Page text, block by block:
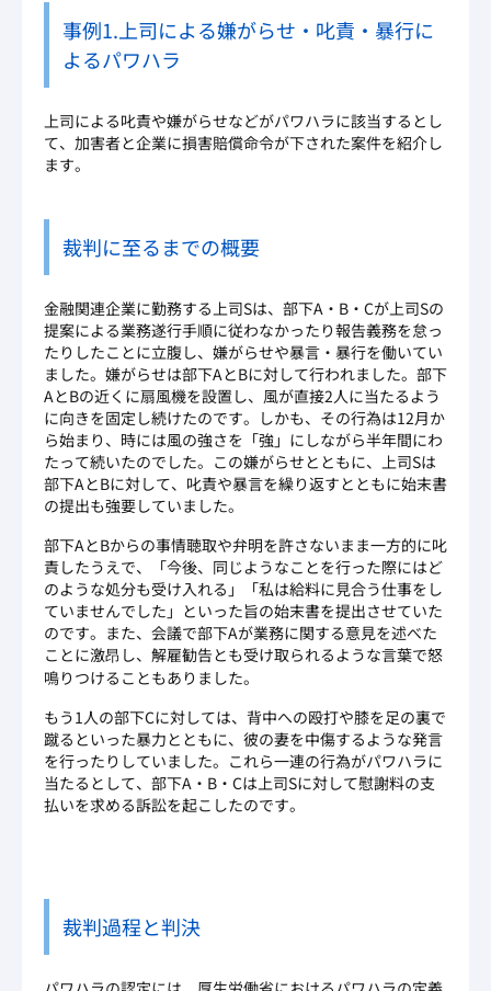
事例1.上司による嫌がらせ・叱責・暴行に
よるパワハラ
上司による叱責や嫌がらせなどがパワハラに該当するとし
て、加害者と企業に損害賠償命令が下された案件を紹介し
ます。
裁判に至るまでの概要
金融関連企業に勤務する上司Sは、部下A・B・Cが上司Sの
提案による業務遂行手順に従わなかったり報告義務を怠っ
たりしたことに立腹し、嫌がらせや暴言・暴行を働いてい
ました。嫌がらせは部下AとBに対して行われました。部下
AとBの近くに扇風機を設置し、風が直接2人に当たるよう
に向きを固定し続けたのです。しかも、その行為は12月か
ら始まり、時には風の強さを「強」にしながら半年間にわ
たって続いたのでした。この嫌がらせとともに、上司Sは
部下AとBに対して、叱責や暴言を繰り返すとともに始末書
の提出も強要していました。
部下AとBからの事情聴取や弁明を許さないまま一方的に叱
責したうえで、「今後、同じようなことを行った際にはど
のような処分も受け入れる」「私は給料に見合う仕事をし
ていませんでした」といった旨の始末書を提出させていた
のです。また、会議で部下Aが業務に関する意見を述べた
ことに激昂し、解雇勧告とも受け取られるような言葉で怒
鳴りつけることもありました。
もう1人の部下Cに対しては、背中への殴打や膝を足の裏で
蹴るといった暴力とともに、彼の妻を中傷するような発言
を行ったりしていました。これら一連の行為がパワハラに
当たるとして、部下A・B・Cは上司Sに対して慰謝料の支
払いを求める訴訟を起こしたのです。
裁判過程と判決